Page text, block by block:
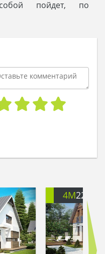
пойдет, по
и мансардой.
мы поместим три
кабинет на первом
добавим.
на первом
а сам быстренько
И потихоньку
эстетичный: можно,
облицевать. И
карандаши,
и принялись
линией, на бумаге
дом, который
жилым и уютным.
4M220